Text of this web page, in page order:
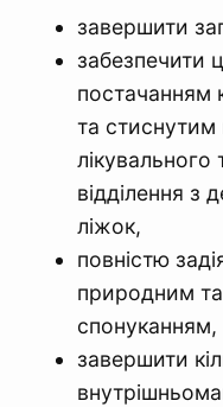
завершити
забезпечити
постачанням
та стиснутим
лікувального
відділення з
ліжок,
повністю
природним
спонуканням,
завершити